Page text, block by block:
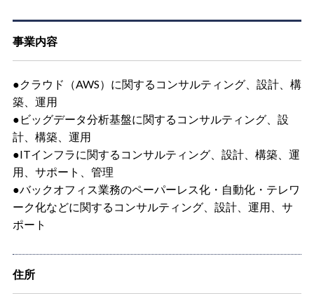
事業内容
●クラウド（AWS）に関するコンサルティング、設計、構
築、運用
●ビッグデータ分析基盤に関するコンサルティング、設
計、構築、運用
●ITインフラに関するコンサルティング、設計、構築、運
用、サポート、管理
●バックオフィス業務のペーパーレス化・自動化・テレワ
ーク化などに関するコンサルティング、設計、運用、サ
ポート
住所